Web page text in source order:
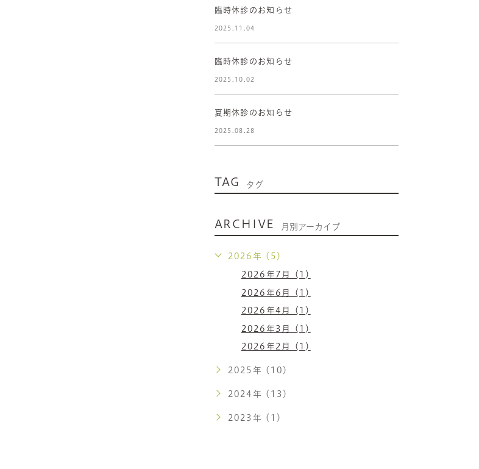
臨時休診のお知らせ
2025.11.04
臨時休診のお知らせ
2025.10.02
夏期休診のお知らせ
2025.08.28
TAG タグ
ARCHIVE 月別アーカイブ
2026年 (5)
2026年7月 (1)
2026年6月 (1)
2026年4月 (1)
2026年3月 (1)
2026年2月 (1)
2025年 (10)
2024年 (13)
2023年 (1)